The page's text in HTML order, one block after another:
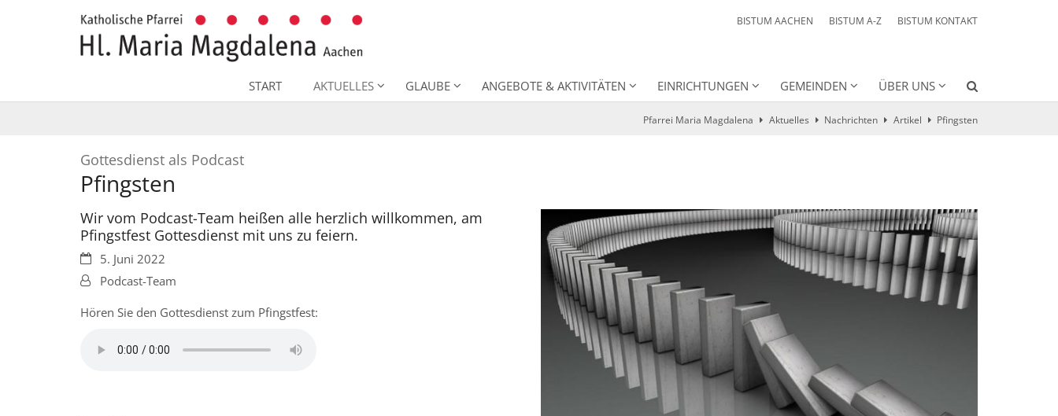
BISTUM AACHEN BISTUM A-Z BISTUM KONTAKT
START AKTUELLES GLAUBE ANGEBOTE & AKTIVITÄTEN EINRICHTUNGEN GEMEINDEN ÜBER UNS
Pfarrei Maria Magdalena Aktuelles Nachrichten Artikel Pfingsten
Gottesdienst als Podcast:
Pfingsten
Wir vom Podcast-Team heißen alle herzlich willkommen, am
Pfingstfest Gottesdienst mit uns zu feiern.
Datum:5. Juni 2022
Von:Podcast-Team
Hören Sie den Gottesdienst zum Pfingstfest: